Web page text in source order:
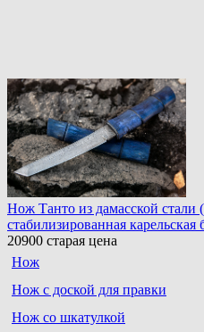
Нож Танто из дамасской стали
стабилизированная карельская
20900 старая цена
Нож
Нож с доской для правки
Нож со шкатулкой